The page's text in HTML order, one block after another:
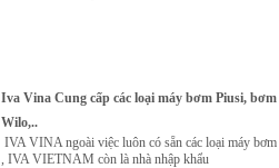
Iva Vina Cung cấp các loại máy bơm Piusi,
Wilo,..
IVA VINA ngoài việc luôn có sẵn các loại máy
, IVA VIETNAM còn là nhà nhập khẩu